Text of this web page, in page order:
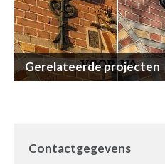
Gerelateerde projecten
Contactgegevens